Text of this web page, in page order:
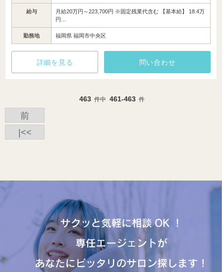
給与
月給20万円～223,700円 ※固定残業代含む 【基本給】 18.4万
円…
勤務地 福岡県 福岡市中央区
詳細を見る 問い合わせ
463 件中 461-463 件
|<<
前